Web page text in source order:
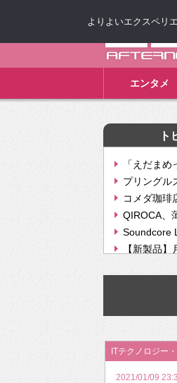
エンタメ
ト
「えだま
プリングル
コメダ珈琲
QIROCA、
Soundcore
【新製品
【次世代
挫折率8割
2026年のバ
ITテクノロジー
2021/01/09
よりよいエクスペリ